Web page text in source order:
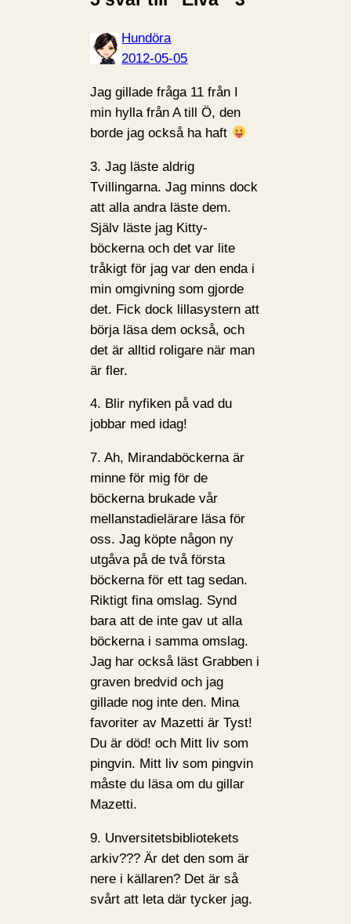
Hundöra
2012-05-05
Jag gillade fråga 11 från I
min hylla från A till Ö, den
borde jag också ha haft
3. Jag läste aldrig
Tvillingarna. Jag minns dock
att alla andra läste dem.
Själv läste jag Kitty-
böckerna och det var lite
tråkigt för jag var den enda i
min omgivning som gjorde
det. Fick dock lillasystern att
börja läsa dem också, och
det är alltid roligare när man
är fler.
4. Blir nyfiken på vad du
jobbar med idag!
7. Ah, Mirandaböckerna är
minne för mig för de
böckerna brukade vår
mellanstadielärare läsa för
oss. Jag köpte någon ny
utgåva på de två första
böckerna för ett tag sedan.
Riktigt fina omslag. Synd
bara att de inte gav ut alla
böckerna i samma omslag.
Jag har också läst Grabben i
graven bredvid och jag
gillade nog inte den. Mina
favoriter av Mazetti är Tyst!
Du är död! och Mitt liv som
pingvin. Mitt liv som pingvin
måste du läsa om du gillar
Mazetti.
9. Unversitetsbibliotekets
arkiv??? Är det den som är
nere i källaren? Det är så
svårt att leta där tycker jag.